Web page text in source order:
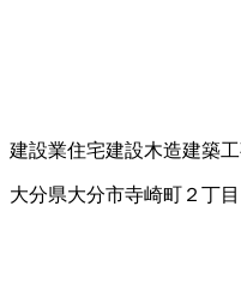
建設業住宅建設木造建築
大分県大分市寺崎町２丁目